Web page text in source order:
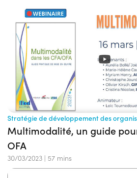
Stratégie de développement des
Multimodalité, un guide
OFA
30/03/2023 | 57 mins